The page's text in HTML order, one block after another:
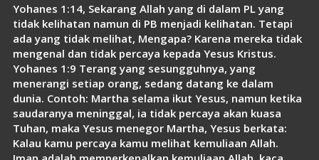
Yohanes 1:14, Sekarang Allah yang di dalam PL yang
tidak kelihatan namun di PB menjadi kelihatan. Tetapi
ada yang tidak melihat, Mengapa? Karena mereka tidak
mengenal dan tidak percaya kepada Yesus Kristus.
Yohanes 1:9 Terang yang sesungguhnya, yang
menerangi setiap orang, sedang datang ke dalam
dunia. Contoh: Martha selama ikut Yesus, namun ketika
saudaranya meninggal, ia tidak percaya akan kuasa
Tuhan, maka Yesus menegor Martha, Yesus berkata:
Kalau kamu percaya kamu melihat kemuliaan Allah.